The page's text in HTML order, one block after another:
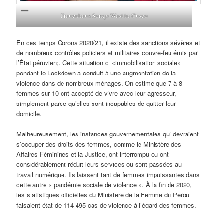
Frauenhaus Sonqo Wasi in Cusco
En ces temps Corona 2020/21, il existe des sanctions sévères et
de nombreux contrôles policiers et militaires couvre-feu émis par
l’État péruvien;. Cette situation d ‚«immobilisation sociale»
pendant le Lockdown a conduit à une augmentation de la
violence dans de nombreux ménages. On estime que 7 à 8
femmes sur 10 ont accepté de vivre avec leur agresseur,
simplement parce qu’elles sont incapables de quitter leur
domicile.
Malheureusement, les instances gouvernementales qui devraient
s’occuper des droits des femmes, comme le Ministère des
Affaires Féminines et la Justice, ont interrompu ou ont
considérablement réduit leurs services ou sont passées au
travail numérique. Ils laissent tant de femmes impuissantes dans
cette autre « pandémie sociale de violence ». À la fin de 2020,
les statistiques officielles du Ministère de la Femme du Pérou
faisaient état de 114 495 cas de violence à l’égard des femmes,